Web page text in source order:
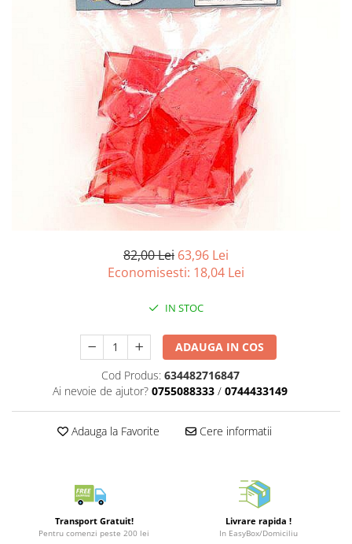
Jocuri cu miniaturi
Final Girl - solo game
Miniaturi Arkham Horror
Miniaturi HEROCLIX
Accesorii pentru boardgames
Protectii carti (Sleeves)
Deck Boxes/Cutii pentru carti
Alte produse Hobby
Merch Lex Hobby Store
82,00 Lei 63,96 Lei
Economisesti: 18,04 Lei
IN STOC
ADAUGA IN COS
Cod Produs: 634482716847
Ai nevoie de ajutor? 0755088333 / 0744433149
Adauga la Favorite Cere informatii
Transport Gratuit!
Pentru comenzi peste 200 lei
Livrare rapida !
In EasyBox/Domiciliu